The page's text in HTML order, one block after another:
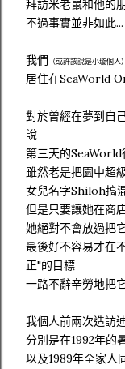
拜訪米老鼠和他的
不過事實並非如此...
我們 （或許該說是小璇個人）
居住在SeaWorld
對於曾經在夢到自
說
第三天的
雖然老是把園中超
女兒名字Shiloh搞
但是只要讓她在商
她絕對不會放過把
最後好不容易才在
正"的目標
一路不辭辛勞地把
我個人前兩次造訪
分別是在1992年的
以及1989年全家人